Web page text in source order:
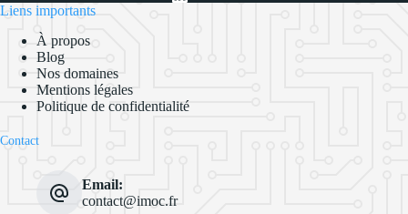
Liens importants
À propos
Blog
Nos domaines
Mentions légales
Politique de confidentialité
Contact
Email:
contact@imoc.fr